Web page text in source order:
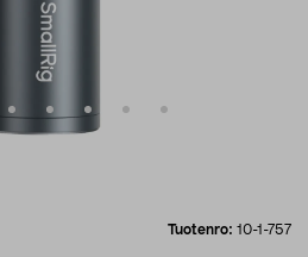
Tuotenro: 10-1-757